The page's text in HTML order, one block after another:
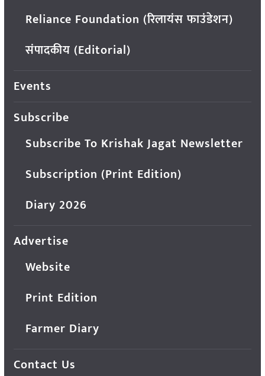
Reliance Foundation (रिलायंस फाउंडेशन)
संपादकीय (Editorial)
Events
Subscribe
Subscribe To Krishak Jagat Newsletter
Subscription (Print Edition)
Diary 2026
Advertise
Website
Print Edition
Farmer Diary
Contact Us